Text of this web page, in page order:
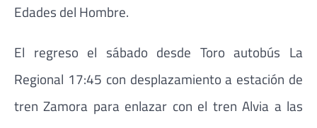
Edades del Hombre.
El regreso el sábado desde Toro autobús La
Regional 17:45 con desplazamiento a estación de
tren Zamora para enlazar con el tren Alvia a las